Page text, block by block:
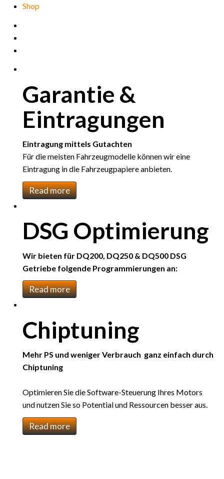
Shop
Garantie &
Eintragungen
Eintragung mittels Gutachten
Für die meisten Fahrzeugmodelle können wir eine
Eintragung in die Fahrzeugpapiere anbieten.
Read more
DSG Optimierung
Wir bieten für DQ200, DQ250 & DQ500 DSG
Getriebe folgende Programmierungen an:
Read more
Chiptuning
Mehr PS und weniger Verbrauch  ganz einfach durch
Chiptuning
Optimieren Sie die Software-Steuerung Ihres Motors
und nutzen Sie so Potential und Ressourcen besser aus.
Read more